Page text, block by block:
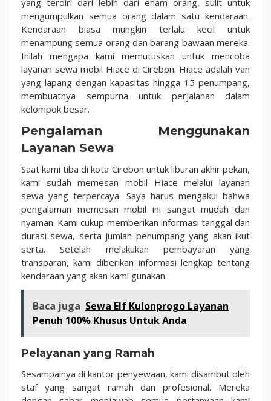
mengumpulkan semua orang dalam satu kendaraan.
Kendaraan biasa mungkin terlalu kecil untuk
menampung semua orang dan barang bawaan mereka.
Inilah mengapa kami memutuskan untuk mencoba
layanan sewa mobil Hiace di Cirebon. Hiace adalah van
yang lapang dengan kapasitas hingga 15 penumpang,
membuatnya sempurna untuk perjalanan dalam
kelompok besar.
Pengalaman Menggunakan
Layanan Sewa
Saat kami tiba di kota Cirebon untuk liburan akhir pekan,
kami sudah memesan mobil Hiace melalui layanan
sewa yang terpercaya. Saya harus mengakui bahwa
pengalaman memesan mobil ini sangat mudah dan
nyaman. Kami cukup memberikan informasi tanggal dan
durasi sewa, serta jumlah penumpang yang akan ikut
serta. Setelah melakukan pembayaran yang
transparan, kami diberikan informasi lengkap tentang
kendaraan yang akan kami gunakan.
Baca juga Sewa Elf Kulonprogo Layanan
Penuh 100% Khusus Untuk Anda
Pelayanan yang Ramah
Sesampainya di kantor penyewaan, kami disambut oleh
staf yang sangat ramah dan profesional. Mereka